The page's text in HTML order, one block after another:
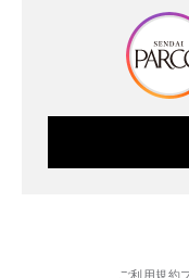
ご利用規約